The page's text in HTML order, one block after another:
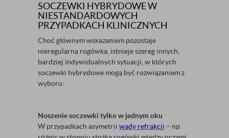
SOCZEWKI HYBRYDOWE W
NIESTANDARDOWYCH
PRZYPADKACH KLINICZNYCH
Choć głównym wskazaniem pozostaje
nieregularna rogówka, istnieje szereg innych,
bardziej indywidualnych sytuacji, w których
soczewki hybrydowe mogą być rozwiązaniem z
wyboru:
Noszenie soczewki tylko w jednym oku
W przypadkach asymetrii wady refrakcji – np.